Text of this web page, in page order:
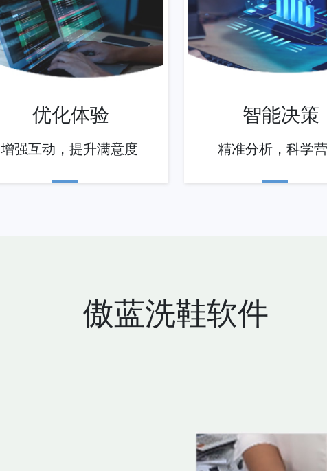
优化体验
增强互动，提升满意度
智能决策
精准分析，科学
傲蓝洗鞋软件